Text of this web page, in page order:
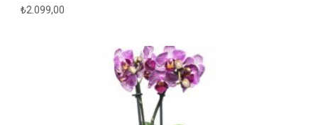
₺2.099,00